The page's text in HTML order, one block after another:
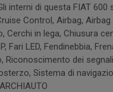
interni di questa FIAT
Control, Airbag,
Cerchi in lega, Chiusura
Fari LED, Fendinebbia,
dei
Sistema di